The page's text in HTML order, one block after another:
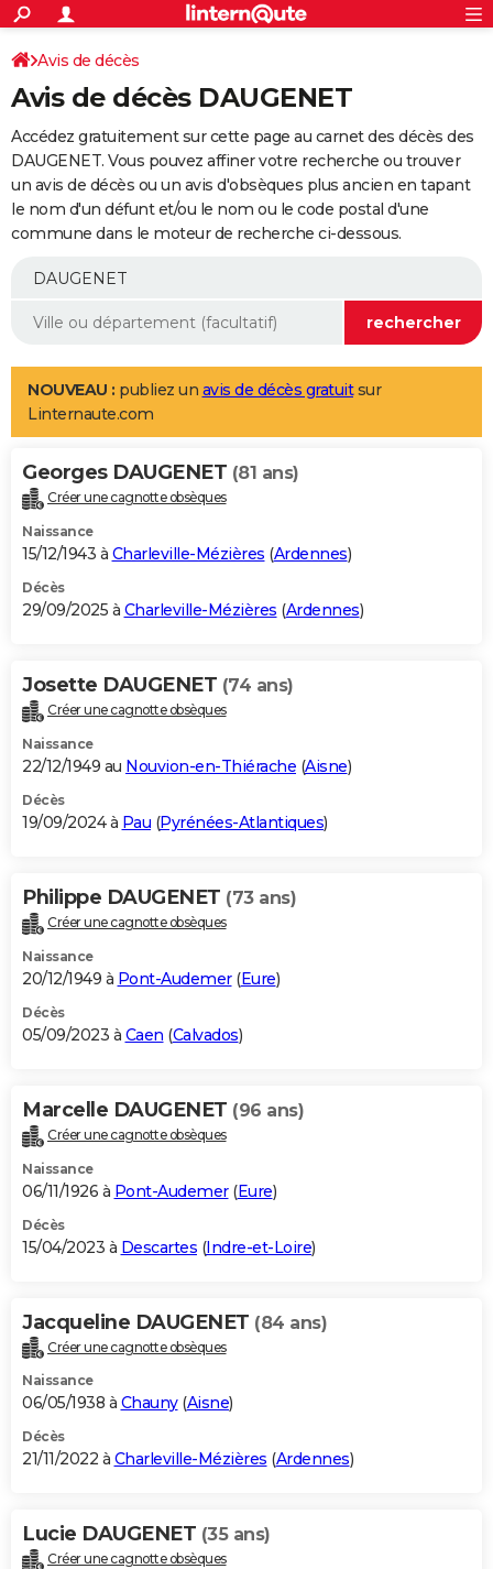
ACTUALITÉS
Politique
Société
Faits Divers
Education
Monde
Villes
+
SPORT
Coupe du monde 2026
Football
Tennis
Cyclisme
Rugby
Forum
Programme TV
TNT
Streaming
Cinéma
Sorties cinéma
Musique
+
FINANCE
Impôts
Immobilier
Risques naturels par ville
Banque
Assurance
Crédit
AUTO
Essais
Réserver un essai
Citadines
Berlines
SUV
Forum auto
+
Mobiles
Meilleur smartphone
Internet
Ordinateurs
Jeux vidéo
Guide high-tech
Aménagement intérieur
LIFESTYLE
Art de vivre
Bien-être
Loisirs
Mode
Modes de vie
Alimentation
Guide de la santé
Maladies
Médicaments
Sommeil
VOYAGE
Destinations
City break
Voyage nature
Voyage de noces
Forum
Climat
+PHOTO
GUIDES D'ACHAT
BONS PLANS
Carte de Noël
Carte Bonne année
Carte Saint-Valentin
Carte Pâques
Carte d'anniversaire
DICTIONNAIRE
Dictionnaire
Biographies
Citations
Expressions
Proverbes
PROGRAMME TV
S'inscrire
Se connecter
Lycées
Collèges
Primaires
Universités
Entreprises
Service militaire
Avis de recherche
AVIS DE DÉCÈS
Bricolage
Lifestyle
Culture
Sport
Auto
Television
Voyage
Cinema
Avis de décès
Avis de décès DAUGENET
Accédez gratuitement sur cette page au carnet des décès des
DAUGENET. Vous pouvez affiner votre recherche ou trouver
un avis de décès ou un avis d'obsèques plus ancien en tapant
le nom d'un défunt et/ou le nom ou le code postal d'une
commune dans le moteur de recherche ci-dessous.
NOUVEAU : publiez un avis de décès gratuitsur
Linternaute.com
Georges DAUGENET (81 ans)
Créer une cagnotte obsèques
Naissance
15/12/1943 à Charleville-Mézières (Ardennes)
Décès
29/09/2025 à Charleville-Mézières (Ardennes)
Josette DAUGENET (74 ans)
Créer une cagnotte obsèques
Naissance
22/12/1949 au Nouvion-en-Thiérache (Aisne)
Décès
19/09/2024 à Pau (Pyrénées-Atlantiques)
Philippe DAUGENET (73 ans)
Créer une cagnotte obsèques
Naissance
20/12/1949 à Pont-Audemer(Eure)
Décès
05/09/2023 à Caen (Calvados)
Marcelle DAUGENET (96 ans)
Créer une cagnotte obsèques
Naissance
06/11/1926 à Pont-Audemer(Eure)
Décès
15/04/2023 à Descartes (Indre-et-Loire)
Jacqueline DAUGENET (84 ans)
Créer une cagnotte obsèques
Naissance
06/05/1938 à Chauny(Aisne)
Décès
21/11/2022 à Charleville-Mézières (Ardennes)
Lucie DAUGENET (35 ans)
Créer une cagnotte obsèques